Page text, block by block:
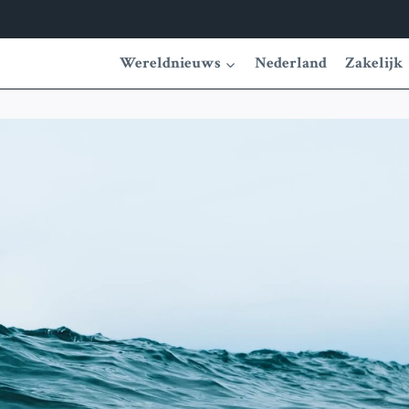
Wereldnieuws Nederland Zakelijk